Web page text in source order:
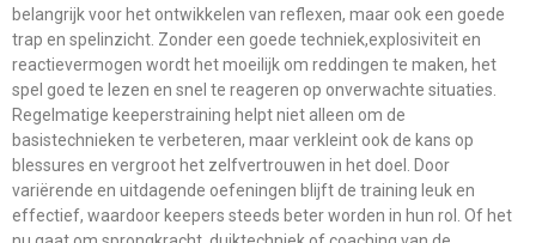
belangrijk voor het ontwikkelen van reflexen, maar ook een goede
trap en spelinzicht. Zonder een goede techniek,explosiviteit en
reactievermogen wordt het moeilijk om reddingen te maken, het
spel goed te lezen en snel te reageren op onverwachte situaties.
Regelmatige keeperstraining helpt niet alleen om de
basistechnieken te verbeteren, maar verkleint ook de kans op
blessures en vergroot het zelfvertrouwen in het doel. Door
variërende en uitdagende oefeningen blijft de training leuk en
effectief, waardoor keepers steeds beter worden in hun rol. Of het